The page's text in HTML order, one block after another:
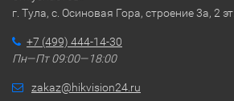
г. Тула, с. Осиновая Гора, строение 3а, 2
+7 (499) 444-14-30
Пн—Пт 09:00—18:00
zakaz@hikvision24.ru